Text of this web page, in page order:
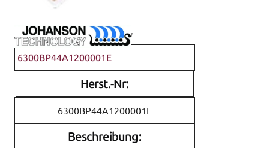
Johanson Technology
6300BP44A1200001E
Herst.-Nr:
6300BP44A1200001E
Beschreibung: